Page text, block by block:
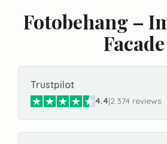
Fotobehang –
Facade
Trustpilot
4.4|2.374 reviews